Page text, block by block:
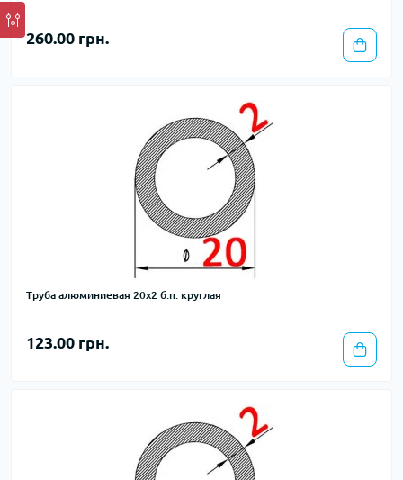
260.00 грн.
Труба алюминиевая 20х2 б.п. круглая
123.00 грн.